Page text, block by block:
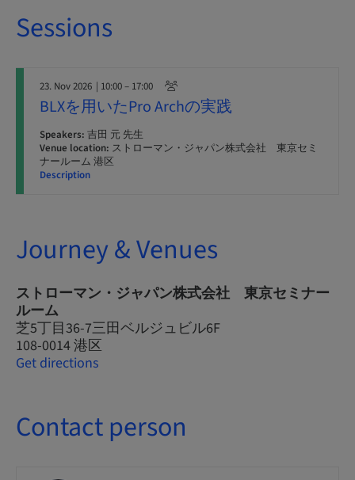
Sessions
23. Nov 2026 | 10:00 – 17:00
BLXを用いたPro Archの実践
Speakers: 吉田 元 先生
Venue location: ストローマン・ジャパン株式会社 東京セミ
ナールーム 港区
Description
Journey & Venues
ストローマン・ジャパン株式会社 東京セミナー
ルーム
芝5丁目36-7三田ベルジュビル6F
108-0014 港区
Get directions
Contact person